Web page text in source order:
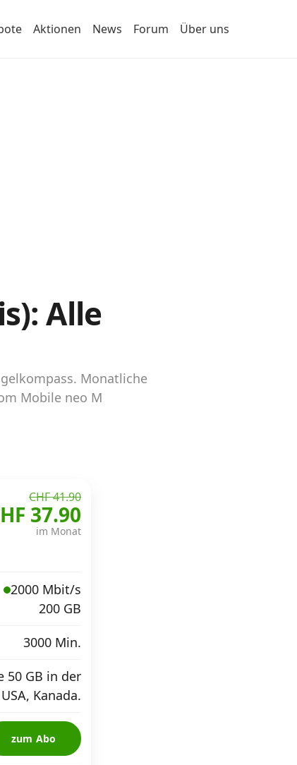
Aktionen News Forum Über uns
Alle
Monatliche
Mobile neo M
CHF 41.90
37.90
im Monat
2000 Mbit/s
200 GB
3000 Min.
50 GB in der
Kanada.
zum Abo